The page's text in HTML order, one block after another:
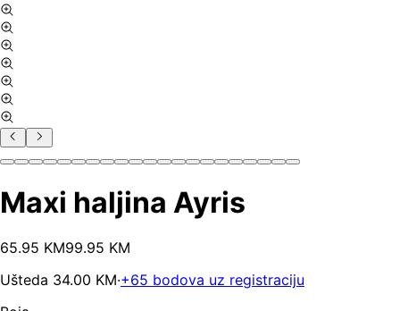
Maxi haljina Ayris
65.95 KM99.95 KM
Ušteda 34.00 KM·+65 bodova uz registraciju